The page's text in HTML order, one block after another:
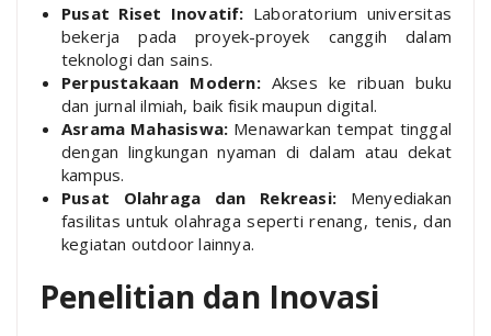
Pusat Riset Inovatif: Laboratorium universitas
bekerja pada proyek-proyek canggih dalam
teknologi dan sains.
Perpustakaan Modern:Akses ke ribuan buku
dan jurnal ilmiah, baik fisik maupun digital.
Asrama Mahasiswa: Menawarkan tempat tinggal
dengan lingkungan nyaman di dalam atau dekat
kampus.
Pusat Olahraga dan Rekreasi: Menyediakan
fasilitas untuk olahraga seperti renang, tenis, dan
kegiatan outdoor lainnya.
Penelitian dan Inovasi